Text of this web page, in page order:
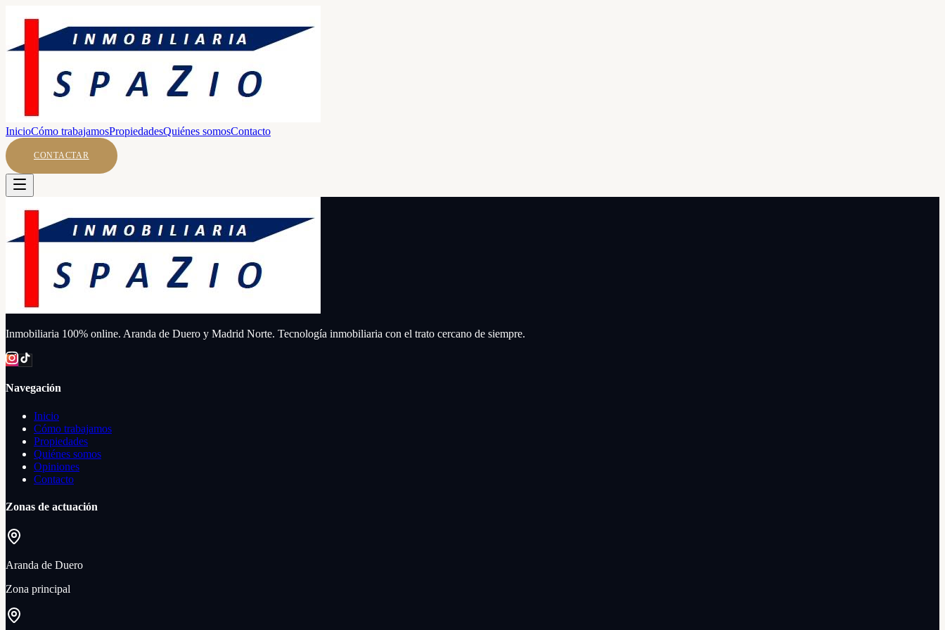
InicioCómo trabajamosPropiedadesQuiénes somosContacto
CONTACTAR
Inmobiliaria 100% online. Aranda de Duero y Madrid Norte. Tecnología inmobiliaria con el trato cercano de siempre.
Navegación
Inicio
Cómo trabajamos
Propiedades
Quiénes somos
Opiniones
Contacto
Zonas de actuación
Aranda de Duero
Zona principal